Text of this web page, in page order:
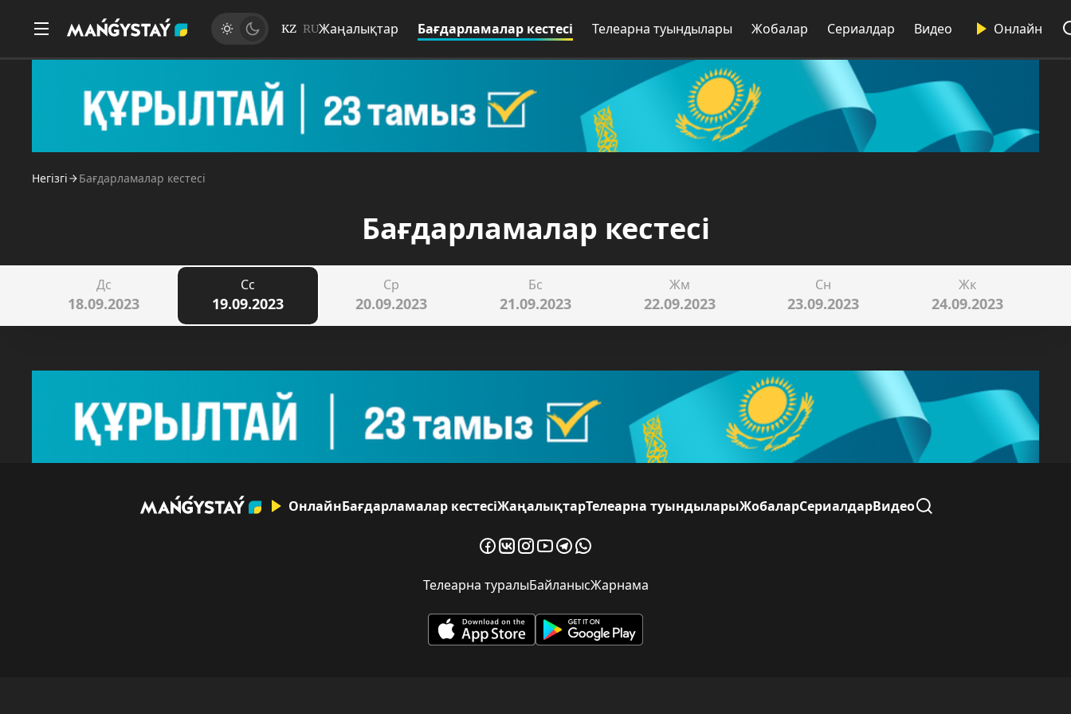
KZ RUЖаңалықтар Бағдарламалар кестесі Телеарна туындылары Жобалар Сериалдар Видео Онлайн
Негізгі Бағдарламалар кестесі
Бағдарламалар кестесі
Дс
18.09.2023
Сс
19.09.2023
Ср
20.09.2023
Бс
21.09.2023
Жм
22.09.2023
Сн
23.09.2023
Жк
24.09.2023
ОнлайнБағдарламалар кестесіЖаңалықтарТелеарна туындыларыЖобаларСериалдарВидео
Телеарна туралыБайланысЖарнама